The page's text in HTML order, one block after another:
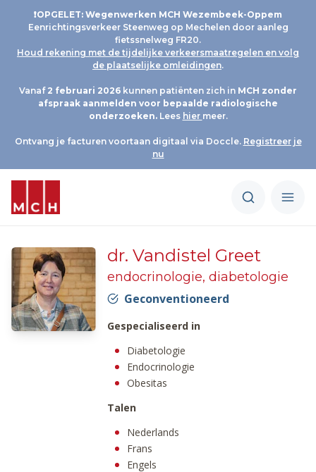
❗OPGELET: Wegenwerken MCH Wezembeek-Oppem
Eenrichtingsverkeer Steenweg op Mechelen door aanleg
fietssnelweg FR20.
Houd rekening met de tijdelijke verkeersmaatregelen en volg
de plaatselijke omleidingen.
Vanaf 2 februari 2026 kunnen patiënten zich in MCH zonder
afspraak aanmelden voor bepaalde radiologische
onderzoeken.Lees hier meer.
Ontvang je facturen voortaan digitaal via Doccle. Registreer je
nu
dr. Vandistel Greet
endocrinologie, diabetologie
Geconventioneerd
Gespecialiseerd in
Diabetologie
Endocrinologie
Obesitas
Talen
Nederlands
Frans
Engels